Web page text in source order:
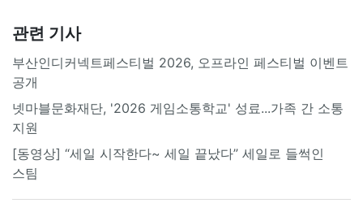
관련 기사
부산인디커넥트페스티벌 2026, 오프라인 페스티벌 이벤트
공개
넷마블문화재단, '2026 게임소통학교' 성료...가족 간 소통
지원
[동영상] “세일 시작한다~ 세일 끝났다” 세일로 들썩인
스팀